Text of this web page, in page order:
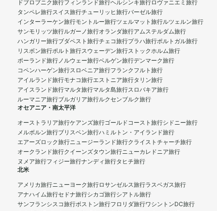
ドブロブニク旅行フィンランド旅行ヘルシンキ旅行ロヴァニエミ旅行
タンペレ旅行スイス旅行チューリッヒ旅行バーゼル旅行
インターラーケン旅行モントルー旅行ツェルマット旅行ルツェルン旅行
サンモリッツ旅行ルガーノ旅行オランダ旅行アムステルダム旅行
ハンガリー旅行ブダペスト旅行チェコ旅行プラハ旅行ポルトガル旅行
リスボン旅行ポルト旅行スウェーデン旅行ストックホルム旅行
ポーランド旅行ノルウェー旅行ベルゲン旅行デンマーク旅行
コペンハーゲン旅行スロベニア旅行フランクフルト旅行
アイルランド旅行モナコ旅行エストニア旅行タリン旅行
アイスランド旅行マルタ旅行マルタ島旅行スロバキア旅行
ルーマニア旅行ブルガリア旅行ルクセンブルク旅行
オセアニア・南太平洋
オーストラリア旅行ケアンズ旅行ゴールドコースト旅行シドニー旅行
メルボルン旅行ブリスベン旅行ハミルトン・アイランド旅行
エアーズロック旅行ニュージーランド旅行クライストチャーチ旅行
オークランド旅行クイーンズタウン旅行ニューカレドニア旅行
ヌメア旅行フィジー旅行ナンディ旅行タヒチ旅行
北米
アメリカ旅行ニューヨーク旅行ロサンゼルス旅行ラスベガス旅行
アナハイム旅行セドナ旅行シカゴ旅行シアトル旅行
サンフランシスコ旅行ボストン旅行フロリダ旅行ワシントンDC旅行